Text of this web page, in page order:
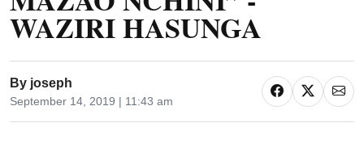
WAZIRI HASUNGA
By joseph
September 14, 2019 | 11:43 am